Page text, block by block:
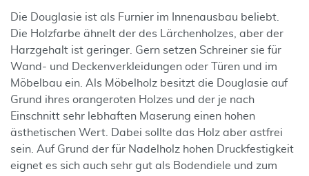
Die Douglasie ist als Furnier im Innenausbau beliebt.
Die Holzfarbe ähnelt der des Lärchenholzes, aber der
Harzgehalt ist geringer. Gern setzen Schreiner sie für
Wand- und Deckenverkleidungen oder Türen und im
Möbelbau ein. Als Möbelholz besitzt die Douglasie auf
Grund ihres orangeroten Holzes und der je nach
Einschnitt sehr lebhaften Maserung einen hohen
ästhetischen Wert. Dabei sollte das Holz aber astfrei
sein. Auf Grund der für Nadelholz hohen Druckfestigkeit
eignet es sich auch sehr gut als Bodendiele und zum